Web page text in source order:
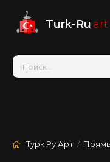
Turk-Ru.art
Турк Ру Арт /